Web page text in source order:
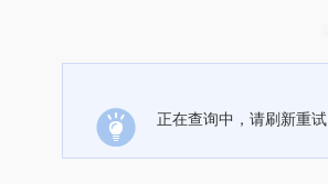
正在查询中，请刷新重试